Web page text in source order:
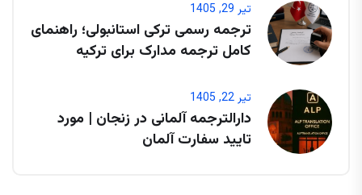
تیر 29, 1405
ترجمه رسمی ترکی استانبولی؛ راهنمای
کامل ترجمه مدارک برای ترکیه
تیر 22, 1405
دارالترجمه آلمانی در زنجان | مورد
تایید سفارت آلمان